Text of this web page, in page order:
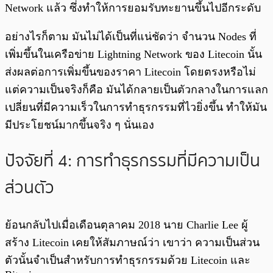
Network แล้ว ซึ่งทำให้การยอมรับทะยานขึ้นไปอีกระดับ
อย่างไรก็ตาม มันไม่ได้เป็นที่แน่ชัดว่า จำนวน Nodes ที่
เพิ่มขึ้นในเครือข่าย Lightning Network ของ Litecoin นั้น
ส่งผลต่อการเพิ่มขึ้นของราคา Litecoin โดยตรงหรือไม่
แต่ความเป็นจริงก็คือ มันได้กลายเป็นตัวกลางในการแลก
เปลี่ยนที่มีความเร็วในการทำธุรกรรมที่ไวยิ่งขึ้น ทำให้มัน
มีประโยชน์มากขึ้นจริง ๆ นั่นเอง
ปัจจัยที่ 4: การทำธุรกรรมที่มีความเป็น
ส่วนตัว
ย้อนกลับไปเมื่อเดือนตุลาคม 2018 นาย Charlie Lee ผู้
สร้าง Litecoin เคยให้สัมภาษณ์ว่า เขาว่า ความเป็นส่วน
ตัวนั้นจำเป็นสำหรับการทำธุรกรรมด้วย Litecoin และ